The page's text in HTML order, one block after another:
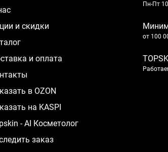
нас
и скидки
и оплата
в OZON
на KASPI
- AI Косметолог
заказ
Пн-Пт
от 100